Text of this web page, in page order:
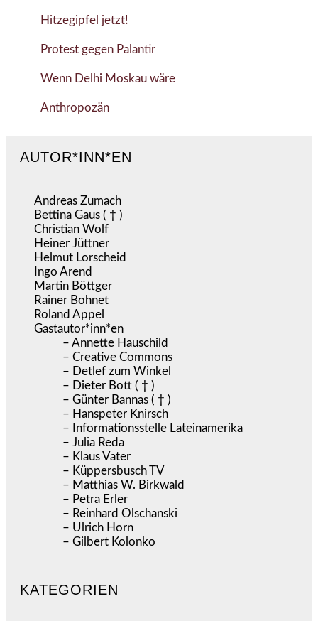
Hitzegipfel jetzt!
Protest gegen Palantir
Wenn Delhi Moskau wäre
Anthropozän
AUTOR*INN*EN
Andreas Zumach
Bettina Gaus ( † )
Christian Wolf
Heiner Jüttner
Helmut Lorscheid
Ingo Arend
Martin Böttger
Rainer Bohnet
Roland Appel
Gastautor*inn*en
– Annette Hauschild
– Creative Commons
– Detlef zum Winkel
– Dieter Bott ( † )
– Günter Bannas ( † )
– Hanspeter Knirsch
– Informationsstelle Lateinamerika
– Julia Reda
– Klaus Vater
– Küppersbusch TV
– Matthias W. Birkwald
– Petra Erler
– Reinhard Olschanski
– Ulrich Horn
– Gilbert Kolonko
KATEGORIEN